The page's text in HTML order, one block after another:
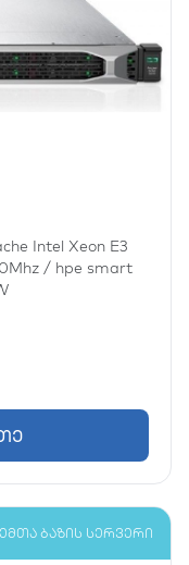
Intel Xeon E3
/ hpe smart
ᲑᲐᲖᲘᲡ ᲡᲔᲠᲕᲔᲠᲘ